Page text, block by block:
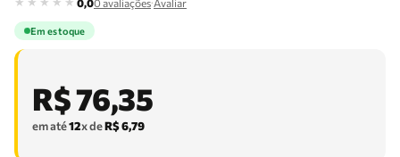
Em estoque
R$76,35
em até12x deR$6,79